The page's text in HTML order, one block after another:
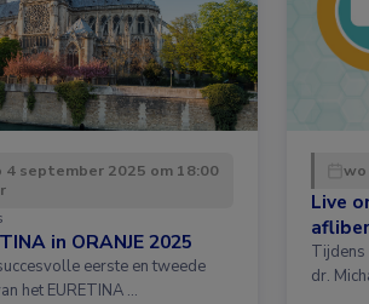
4 september 2025 om 18:00
in ORANJE 2025
eerste en tweede
het EURETINA …
wo
Live
Tijdens
dr.